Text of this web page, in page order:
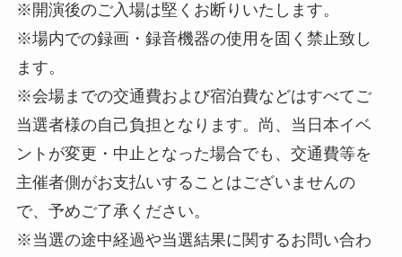
※開演後のご入場は堅くお断りいたします。
※場内での録画・録音機器の使用を固く禁止致し
ます。
※会場までの交通費および宿泊費などはすべてご
当選者様の自己負担となります。尚、当日本イベ
ントが変更・中止となった場合でも、交通費等を
主催者側がお支払いすることはございませんの
で、予めご了承ください。
※当選の途中経過や当選結果に関するお問い合わ